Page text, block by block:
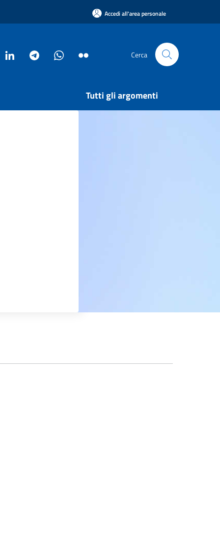
Accedi all'area personale
Cerca
Tutti gli argomenti